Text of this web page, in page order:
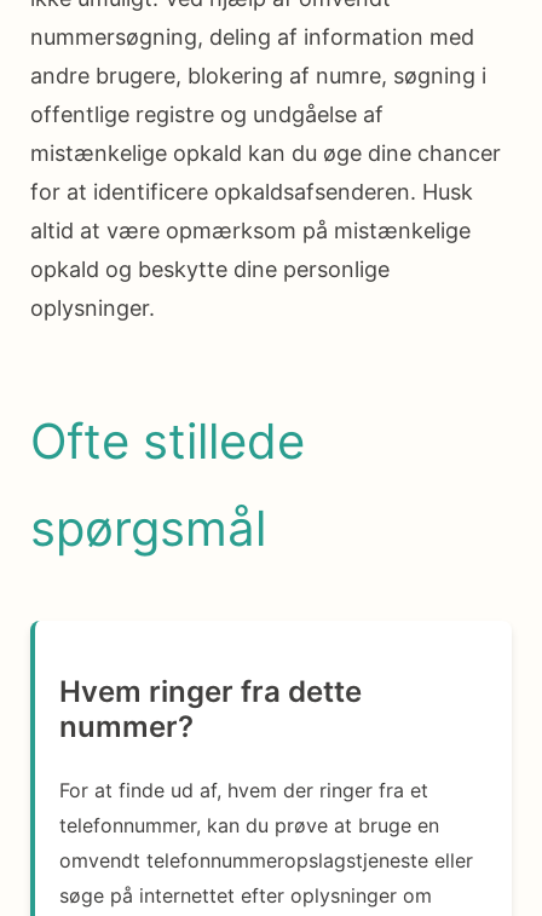
nummersøgning, deling af information med
andre brugere, blokering af numre, søgning i
offentlige registre og undgåelse af
mistænkelige opkald kan du øge dine chancer
for at identificere opkaldsafsenderen. Husk
altid at være opmærksom på mistænkelige
opkald og beskytte dine personlige
oplysninger.
Ofte stillede
spørgsmål
Hvem ringer fra dette
nummer?
For at finde ud af, hvem der ringer fra et
telefonnummer, kan du prøve at bruge en
omvendt telefonnummeropslagstjeneste eller
søge på internettet efter oplysninger om